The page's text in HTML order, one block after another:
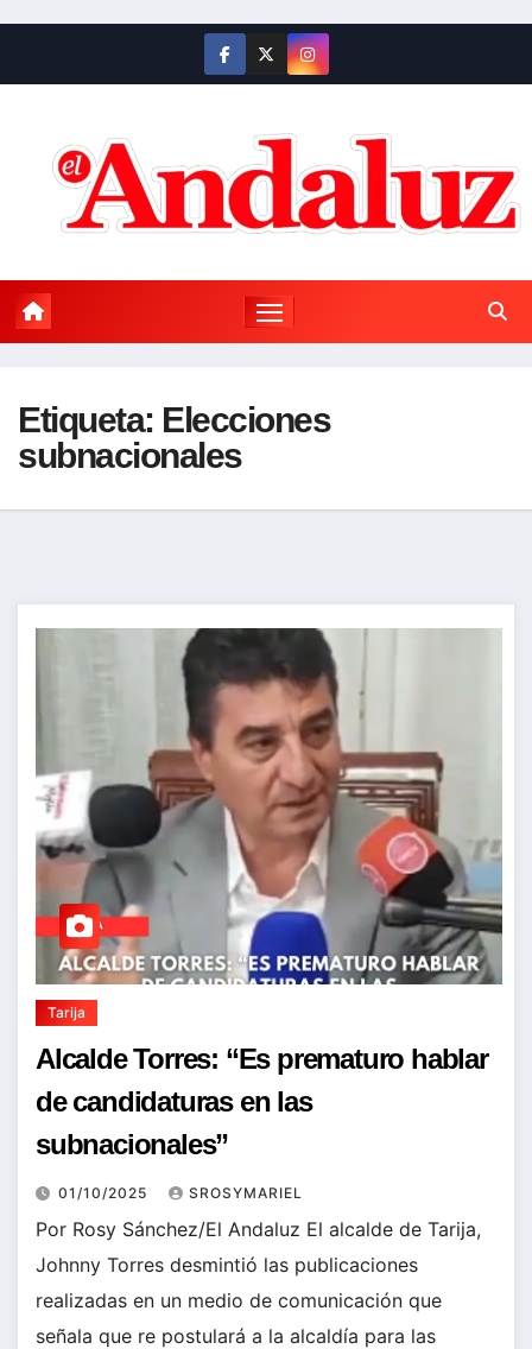
contenido
Etiqueta: Elecciones
subnacionales
Tarija
Alcalde Torres: “Es prematuro hablar
de candidaturas en las
subnacionales”
01/10/2025 SROSYMARIEL
Por Rosy Sánchez/El Andaluz El alcalde de Tarija,
Johnny Torres desmintió las publicaciones
realizadas en un medio de comunicación que
señala que re postulará a la alcaldía para las